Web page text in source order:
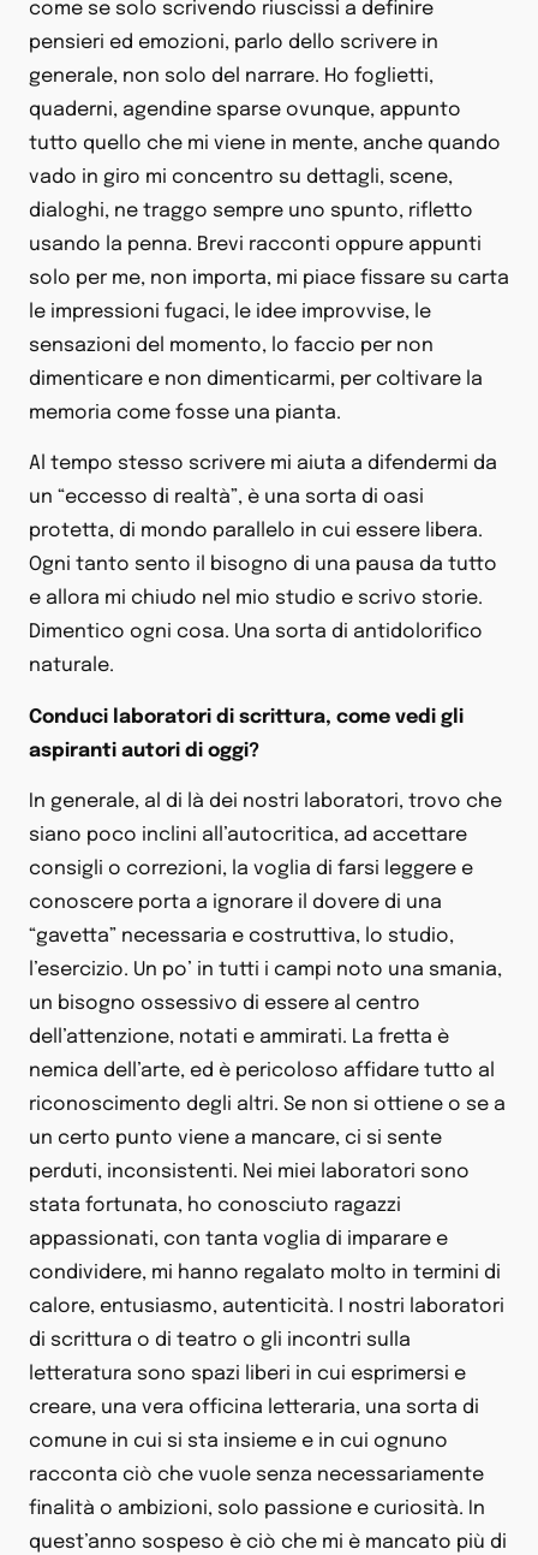
come se solo scrivendo riuscissi a definire
pensieri ed emozioni, parlo dello scrivere in
generale, non solo del narrare. Ho foglietti,
quaderni, agendine sparse ovunque, appunto
tutto quello che mi viene in mente, anche quando
vado in giro mi concentro su dettagli, scene,
dialoghi, ne traggo sempre uno spunto, rifletto
usando la penna. Brevi racconti oppure appunti
solo per me, non importa, mi piace fissare su carta
le impressioni fugaci, le idee improvvise, le
sensazioni del momento, lo faccio per non
dimenticare e non dimenticarmi, per coltivare la
memoria come fosse una pianta.
Al tempo stesso scrivere mi aiuta a difendermi da
un “eccesso di realtà”, è una sorta di oasi
protetta, di mondo parallelo in cui essere libera.
Ogni tanto sento il bisogno di una pausa da tutto
e allora mi chiudo nel mio studio e scrivo storie.
Dimentico ogni cosa. Una sorta di antidolorifico
naturale.
Conduci laboratori di scrittura, come vedi gli
aspiranti autori di oggi?
In generale, al di là dei nostri laboratori, trovo che
siano poco inclini all’autocritica, ad accettare
consigli o correzioni, la voglia di farsi leggere e
conoscere porta a ignorare il dovere di una
“gavetta” necessaria e costruttiva, lo studio,
l’esercizio. Un po’ in tutti i campi noto una smania,
un bisogno ossessivo di essere al centro
dell’attenzione, notati e ammirati. La fretta è
nemica dell’arte, ed è pericoloso affidare tutto al
riconoscimento degli altri. Se non si ottiene o se a
un certo punto viene a mancare, ci si sente
perduti, inconsistenti. Nei miei laboratori sono
stata fortunata, ho conosciuto ragazzi
appassionati, con tanta voglia di imparare e
condividere, mi hanno regalato molto in termini di
calore, entusiasmo, autenticità. I nostri laboratori
di scrittura o di teatro o gli incontri sulla
letteratura sono spazi liberi in cui esprimersi e
creare, una vera officina letteraria, una sorta di
comune in cui si sta insieme e in cui ognuno
racconta ciò che vuole senza necessariamente
finalità o ambizioni, solo passione e curiosità. In
quest’anno sospeso è ciò che mi è mancato più di